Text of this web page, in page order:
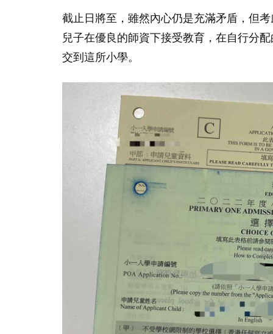
截止日將至，雖然內心仍是充滿矛盾，但
兒子在優良的師資下接受教育，在自行分
交到這所小學。